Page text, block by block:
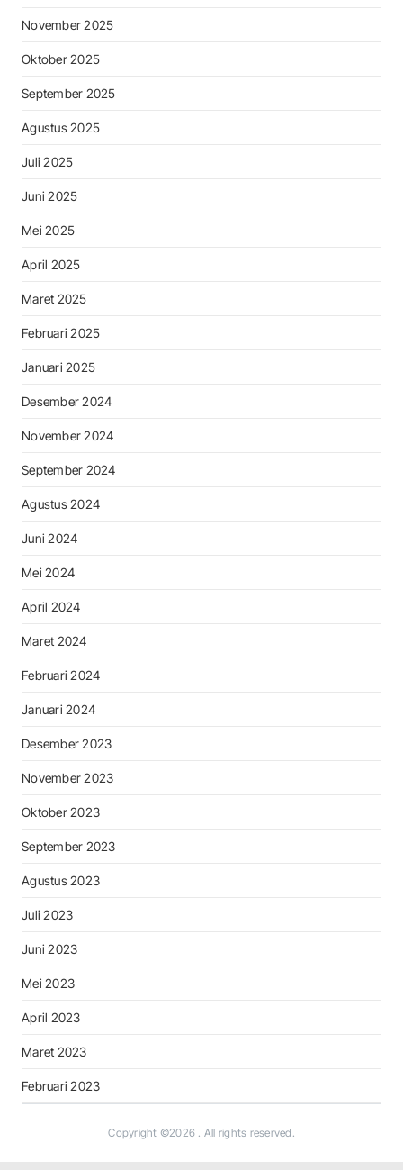
November 2025
Oktober 2025
September 2025
Agustus 2025
Juli 2025
Juni 2025
Mei 2025
April 2025
Maret 2025
Februari 2025
Januari 2025
Desember 2024
November 2024
September 2024
Agustus 2024
Juni 2024
Mei 2024
April 2024
Maret 2024
Februari 2024
Januari 2024
Desember 2023
November 2023
Oktober 2023
September 2023
Agustus 2023
Juli 2023
Juni 2023
Mei 2023
April 2023
Maret 2023
Februari 2023
Copyright ©2026 . All rights reserved.